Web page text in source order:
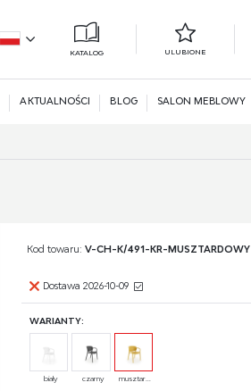
KATALOG ULUBIONE
AKTUALNOŚCI BLOG SALON MEBLOWY
Kod towaru: V-CH-K/491-KR-MUSZTARDOWY
Dostawa 2026-10-09
WARIANTY:
biały czarny musztar...